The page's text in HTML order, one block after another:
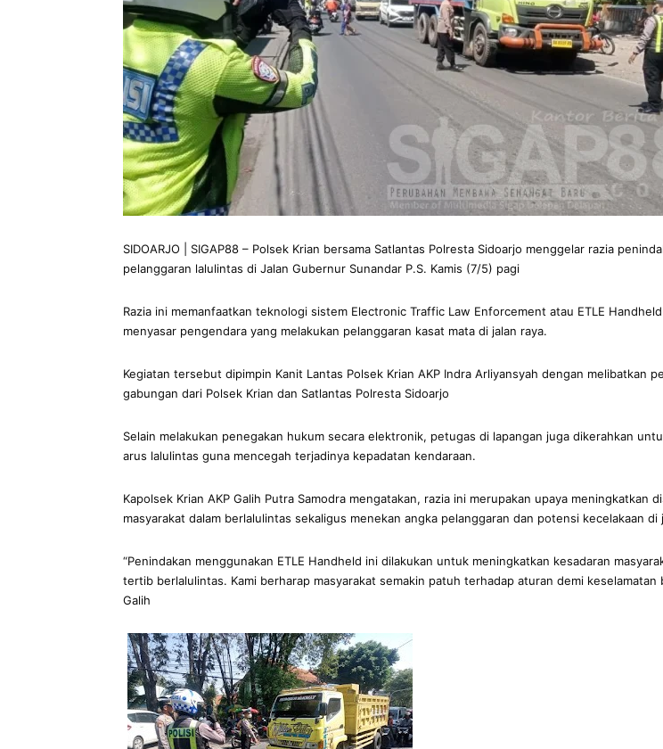
SIDOARJO | SIGAP88 – Polsek Krian bersama Satlantas Polresta Sidoarjo menggelar razia
pelanggaran lalulintas di Jalan Gubernur Sunandar P.S. Kamis (7/5) pagi
Razia ini memanfaatkan teknologi sistem Electronic Traffic Law Enforcement atau ETLE
menyasar pengendara yang melakukan pelanggaran kasat mata di jalan raya.
Kegiatan tersebut dipimpin Kanit Lantas Polsek Krian AKP Indra Arliyansyah dengan melibatkan
gabungan dari Polsek Krian dan Satlantas Polresta Sidoarjo
Selain melakukan penegakan hukum secara elektronik, petugas di lapangan juga dikerahkan
arus lalulintas guna mencegah terjadinya kepadatan kendaraan.
Kapolsek Krian AKP Galih Putra Samodra mengatakan, razia ini merupakan upaya meningkatkan
masyarakat dalam berlalulintas sekaligus menekan angka pelanggaran dan potensi kecelakaan di
“Penindakan menggunakan ETLE Handheld ini dilakukan untuk meningkatkan kesadaran
tertib berlalulintas. Kami berharap masyarakat semakin patuh terhadap aturan demi keselamatan
Galih